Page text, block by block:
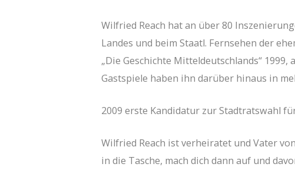
Wilfried Reach hat an über 80
Landes und beim Staatl. Fernsehen der
„Die Geschichte Mitteldeutschlands“ 1999,
Gastspiele haben ihn darüber hinaus in
2009 erste Kandidatur zur Stadtratswahl
Wilfried Reach ist verheiratet und Vater
in die Tasche, mach dich dann auf und